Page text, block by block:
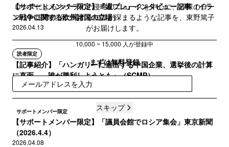
【サポートメンバー限定】『週プレ』インタビュー記事（イラ
ン戦争に関する欧州諸国の立場）
2026.04.13
読者限定
【記事紹介】「ハンガリーに進出する中国企業、選挙後の計算
に直面――誰が勝利しようとも」（SCMP）
2026.04.10
サポートメンバー限定
【サポートメンバー限定】「議員会館でロシア集会」東京新聞
（2026.4.4）
2026.04.08
ロシアによるウクライナ侵略のニュースを中心に、皆様のヨー
ロッパ国際政治に関する知識が深まるような記事を、東野篤子
がお届けします。
10,000 ~ 15,000 人が登録中
まずは無料登録
スキップ